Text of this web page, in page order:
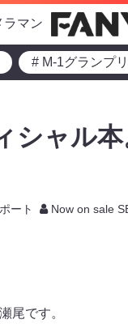
ラマン
# M-1グランプリ
シャル
ート Now on sale
尾です。